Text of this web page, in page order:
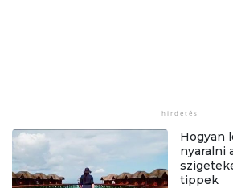
Hogyan
nyaralni
tippek